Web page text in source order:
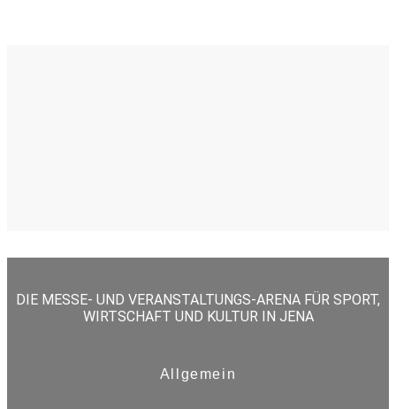
DIE MESSE- UND VERANSTALTUNGS-ARENA FÜR SPORT,
WIRTSCHAFT UND KULTUR IN JENA
Allgemein